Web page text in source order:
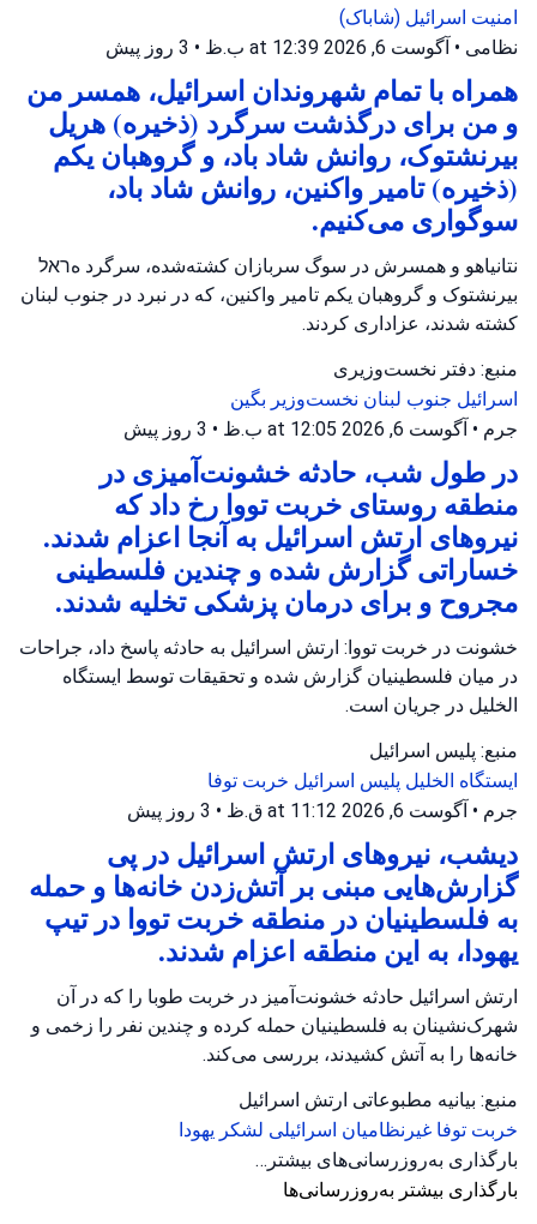
امنیت اسرائیل (شاباک)
نظامی • آگوست 6, 2026 at 12:39 ب.ظ • 3 روز پیش
همراه با تمام شهروندان اسرائیل، همسر من
و من برای درگذشت سرگرد (ذخیره) هریل
بیرنشتوک، روانش شاد باد، و گروهبان یکم
(ذخیره) تامیر واکنین، روانش شاد باد،
سوگواری می‌کنیم.
نتانیاهو و همسرش در سوگ سربازان کشته‌شده، سرگرد هראל
بیرنشتوک و گروهبان یکم تامیر واکنین، که در نبرد در جنوب لبنان
کشته شدند، عزاداری کردند.
منبع: دفتر نخست‌وزیری
اسرائیل جنوب لبنان نخست‌وزیر بگین
جرم • آگوست 6, 2026 at 12:05 ب.ظ • 3 روز پیش
در طول شب، حادثه خشونت‌آمیزی در
منطقه روستای خربت تووا رخ داد که
نیروهای ارتش اسرائیل به آنجا اعزام شدند.
خساراتی گزارش شده و چندین فلسطینی
مجروح و برای درمان پزشکی تخلیه شدند.
خشونت در خربت تووا: ارتش اسرائیل به حادثه پاسخ داد، جراحات
در میان فلسطینیان گزارش شده و تحقیقات توسط ایستگاه
الخلیل در جریان است.
منبع: پلیس اسرائیل
ایستگاه الخلیل پلیس اسرائیل خربت توفا
جرم • آگوست 6, 2026 at 11:12 ق.ظ • 3 روز پیش
دیشب، نیروهای ارتش اسرائیل در پی
گزارش‌هایی مبنی بر آتش‌زدن خانه‌ها و حمله
به فلسطینیان در منطقه خربت تووا در تیپ
یهودا، به این منطقه اعزام شدند.
ارتش اسرائیل حادثه خشونت‌آمیز در خربت طوبا را که در آن
شهرک‌نشینان به فلسطینیان حمله کرده و چندین نفر را زخمی و
خانه‌ها را به آتش کشیدند، بررسی می‌کند.
منبع: بیانیه مطبوعاتی ارتش اسرائیل
خربت توفا غیرنظامیان اسرائیلی لشکر یهودا
بارگذاری به‌روزرسانی‌های بیشتر…
بارگذاری بیشتر به‌روزرسانی‌ها